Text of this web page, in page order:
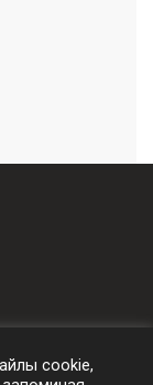
cookie,